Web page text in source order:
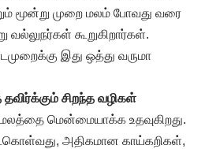
மூன்று முறை மலம் போவது வரை
கூறுகிறார்கள்.
இது ஒத்து வருமா
சிறந்த வழிகள்
மென்மையாக்க உதவுகிறது.
அதிகமான காய்கறிகள்,